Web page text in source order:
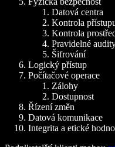
Datová centra
Kontrola
Kontrola
Pravidelné
Šifrování
Logický přístup
Počítačové operace
Zálohy
Dostupnost
Řízení změn
Datová komunikace
Integrita a etické